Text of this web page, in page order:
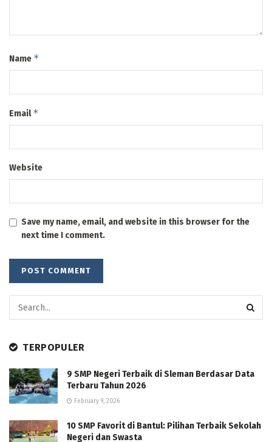
Name *
Email*
Website
Save my name, email, and website in this browser for the
next time I comment.
TERPOPULER
9 SMP Negeri Terbaik di Sleman Berdasar Data
Terbaru Tahun 2026
February 9, 2026
10 SMP Favorit di Bantul: Pilihan Terbaik Sekolah
Negeri dan Swasta